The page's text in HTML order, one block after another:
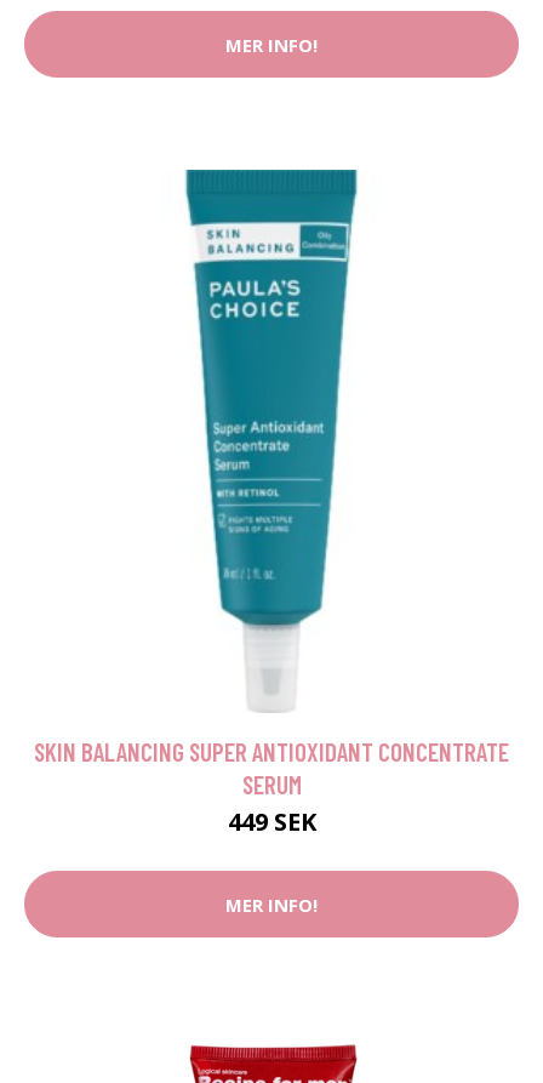
MER INFO!
SKIN BALANCING SUPER ANTIOXIDANT CONCENTRATE
SERUM
449 SEK
MER INFO!